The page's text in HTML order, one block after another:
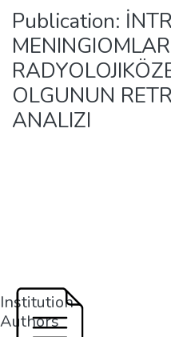
Publication:
OLGUNUN
ANALIZI
Institution
Authors